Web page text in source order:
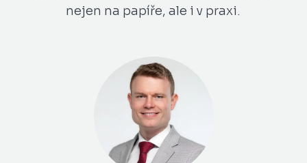
nejen na papíře, ale i v praxi.